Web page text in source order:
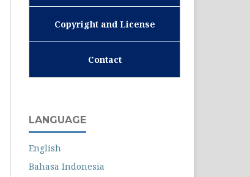
Copyright and License
Contact
LANGUAGE
English
Bahasa Indonesia